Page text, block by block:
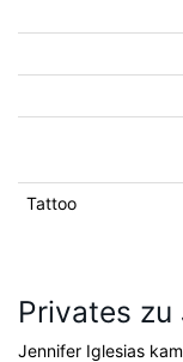
Tattoo
Privates zu
Jennifer Iglesias